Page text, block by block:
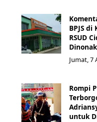
BPJS
RSUD
Jumat, 7
Rompi
untuk